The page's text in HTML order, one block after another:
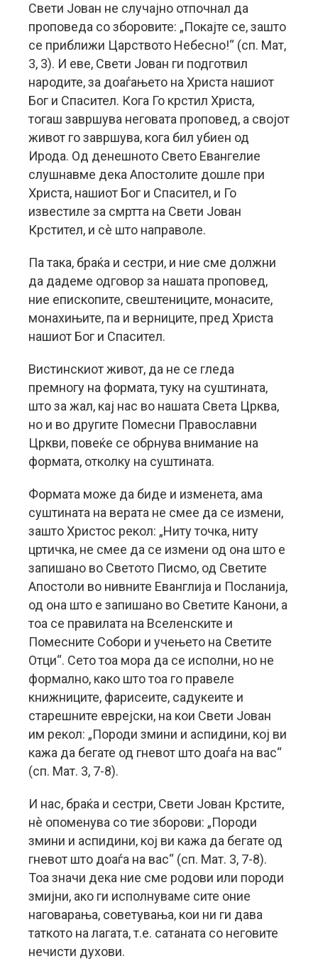
Свети Јован не случајно отпочнал да
проповеда со зборовите: „Покајте се, зашто
се приближи Царството Небесно!“ (сп. Мат,
3, 3). И еве, Свети Јован ги подготвил
народите, за доаѓањето на Христа нашиот
Бог и Спасител. Кога Го крстил Христа,
тогаш завршува неговата проповед, а својот
живот го завршува, кога бил убиен од
Ирода. Од денешното Свето Евангелие
слушнавме дека Апостолите дошле при
Христа, нашиот Бог и Спасител, и Го
известиле за смртта на Свети Јован
Крстител, и сè што направоле.
Па така, браќа и сестри, и ние сме должни
да дадеме одговор за нашата проповед,
ние епископите, свештениците, монасите,
монахињите, па и верниците, пред Христа
нашиот Бог и Спасител.
Вистинскиот живот, да не се гледа
премногу на формата, туку на суштината,
што за жал, кај нас во нашата Света Црква,
но и во другите Помесни Православни
Цркви, повеќе се обрнува внимание на
формата, отколку на суштината.
Формата може да биде и изменета, ама
суштината на верата не смее да се измени,
зашто Христос рекол: „Ниту точка, ниту
цртичка, не смее да се измени од она што е
запишано во Светото Писмо, од Светите
Апостоли во нивните Еванглија и Посланија,
од она што е запишано во Светите Канони, а
тоа се правилата на Вселенските и
Помесните Собори и учењето на Светите
Отци“. Сето тоа мора да се исполни, но не
формално, како што тоа го правеле
книжниците, фарисеите, садукеите и
старешните еврејски, на кои Свети Јован
им рекол: „Породи змини и аспидини, кој ви
кажа да бегате од гневот што доаѓа на вас“
(сп. Мат. 3, 7-8).
И нас, браќа и сестри, Свети Јован Крстите,
нè опоменува со тие зборови: „Породи
змини и аспидини, кој ви кажа да бегате од
гневот што доаѓа на вас“ (сп. Мат. 3, 7-8).
Тоа значи дека ние сме родови или породи
змијни, ако ги исполнуваме сите оние
наговарања, советувања, кои ни ги дава
таткото на лагата, т.е. сатаната со неговите
нечисти духови.